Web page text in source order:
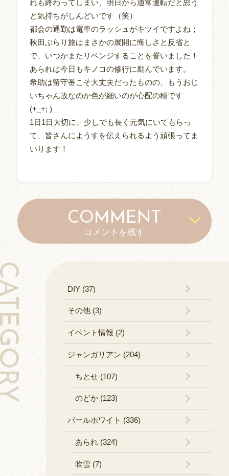
れも終わってしまい、明日から通常運転だと思う
と気持ちがしんどいです（笑）
都会の通勤は電車のラッシュがキツイですよね；
秋田ぶらり旅はまさかの展開に悔しさと反省と
で、いつかまたリベンジすることを誓いました！
あられは今日もキノコの修行に励んでいます。
希助は留守番こそ大丈夫だったものの、もうおじ
いちゃん故なのか色が細いのが心配の種です
(+_+; )
1日1日大切に、少しでも長く元気にいてもらっ
て、皆さんにようすを伝えられるよう頑張ってま
いります！
COMMENT
コメントを残す
DIY (37)
その他 (3)
イベント情報 (2)
ジャンガリアン (204)
ちとせ (107)
のどか (123)
パールホワイト (336)
あられ (324)
吹雪 (7)